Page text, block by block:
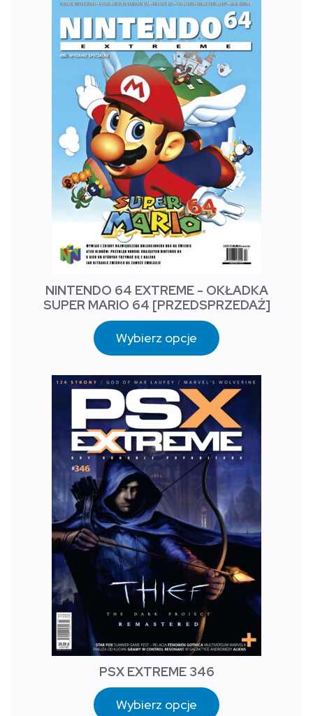
NINTENDO 64 EXTREME - OKŁADKA
SUPER MARIO 64 [PRZEDSPRZEDAŻ]
Wybierz opcje
PSX EXTREME 346
Wybierz opcje